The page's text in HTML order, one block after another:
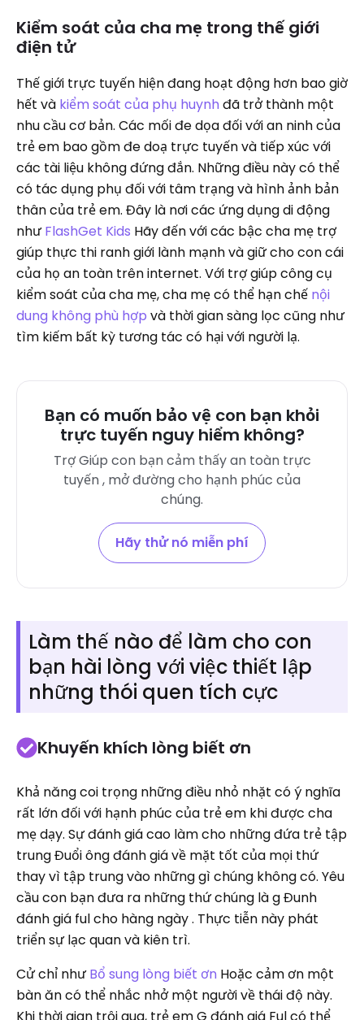
Kiểm soát của cha mẹ trong thế giới
điện tử
Thế giới trực tuyến hiện đang hoạt động hơn bao giờ
hết và kiểm soát của phụ huynh đã trở thành một
nhu cầu cơ bản. Các mối đe dọa đối với an ninh của
trẻ em bao gồm đe doạ trực tuyến và tiếp xúc với
các tài liệu không đứng đắn. Những điều này có thể
có tác dụng phụ đối với tâm trạng và hình ảnh bản
thân của trẻ em. Đây là nơi các ứng dụng di động
nhưFlashGet Kids Hãy đến với các bậc cha mẹ trợ
giúp thực thi ranh giới lành mạnh và giữ cho con cái
của họ an toàn trên internet. Với trợ giúp công cụ
kiểm soát của cha mẹ, cha mẹ có thể hạn chế nội
dung không phù hợp và thời gian sàng lọc cũng như
tìm kiếm bất kỳ tương tác có hại với người lạ.
Bạn có muốn bảo vệ con bạn khỏi
trực tuyến nguy hiểm không?
Trợ Giúp con bạn cảm thấy an toàn trực
tuyến , mở đường cho hạnh phúc của
chúng.
Hãy thử nó miễn phí
Làm thế nào để làm cho con
bạn hài lòng với việc thiết lập
những thói quen tích cực
Khuyến khích lòng biết ơn
Khả năng coi trọng những điều nhỏ nhặt có ý nghĩa
rất lớn đối với hạnh phúc của trẻ em khi được cha
mẹ dạy. Sự đánh giá cao làm cho những đứa trẻ tập
trung Đuổi ông đánh giá về mặt tốt của mọi thứ
thay vì tập trung vào những gì chúng không có. Yêu
cầu con bạn đưa ra những thứ chúng là g Đunh
đánh giá ful cho hàng ngày . Thực tiễn này phát
triển sự lạc quan và kiên trì.
Cử chỉ nhưBổ sung lòng biết ơn Hoặc cảm ơn một
bàn ăn có thể nhắc nhở một người về thái độ này.